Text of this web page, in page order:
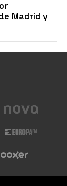
Madrid y